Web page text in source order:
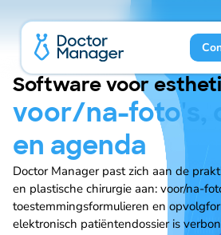
Software voor
voor/na-foto's,
en agenda
Doctor Manager past zich aan de
en plastische chirurgie aan: voor/na-
toestemmingsformulieren en
elektronisch patiëntendossier is